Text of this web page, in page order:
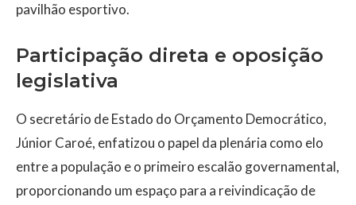
pavilhão esportivo.
Participação direta e oposição
legislativa
O secretário de Estado do Orçamento Democrático,
Júnior Caroé, enfatizou o papel da plenária como elo
entre a população e o primeiro escalão governamental,
proporcionando um espaço para a reivindicação de